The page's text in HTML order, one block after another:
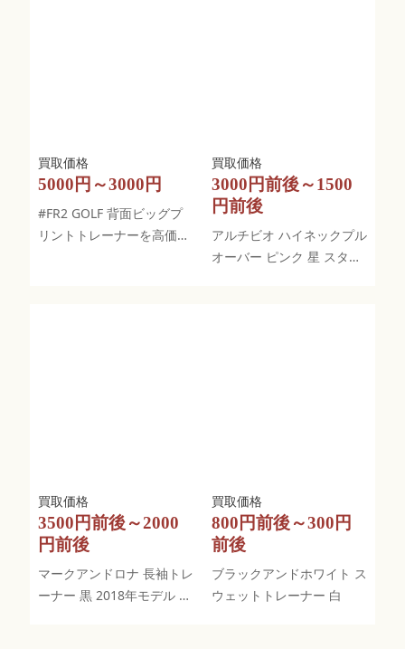
5000円～3000円
#FR2 GOLF 背面ビッグプ
リントトレーナーを高価買
3000円前後～1500
円前後
アルチビオ ハイネックプル
オーバー ピンク 星 スタッ
3500円前後～2000
円前後
マークアンドロナ 長袖トレ
ーナー 黒 2018年モデル 総
800円前後～300円
前後
ブラックアンドホワイト ス
ウェットトレーナー 白